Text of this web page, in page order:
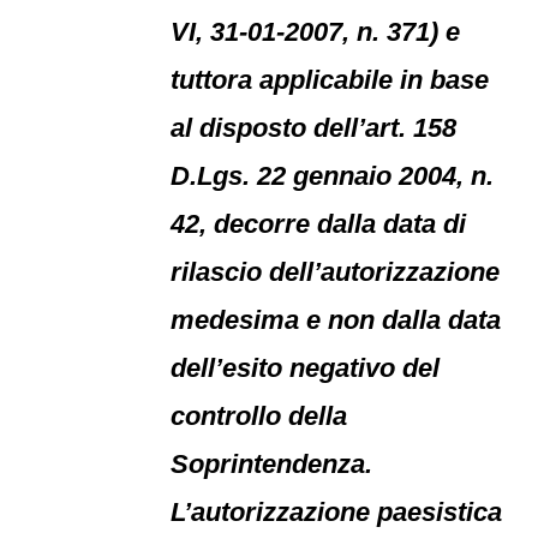
VI, 31-01-2007, n. 371) e
tuttora applicabile in base
al disposto dell’art. 158
D.Lgs. 22 gennaio 2004, n.
42, decorre dalla data di
rilascio dell’autorizzazione
medesima e non dalla data
dell’esito negativo del
controllo della
Soprintendenza.
L’autorizzazione paesistica